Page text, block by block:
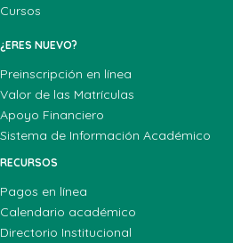
Cursos
¿ERES NUEVO?
Preinscripción en línea
Valor de las Matrículas
Apoyo Financiero
Sistema de Información Académico
RECURSOS
Pagos en línea
Calendario académico
Directorio Institucional